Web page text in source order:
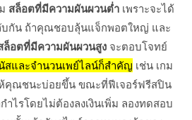
สล็อตที่มีความผันผวนต่ำ เพราะจะได้
บกัน ถ้าคุณชอบลุ้นแจ็กพอตใหญ่ และ
ล็อตที่มีความผันผวนสูง จะตอบโจทย์
สและจำนวนเพย์ไลน์ก็สำคัญ เช่น เกม
คุณชนะบ่อยขึ้น ขณะที่ฟีเจอร์ฟรีสปิน
ำไรโดยไม่ต้องลงเงินเพิ่ม ลองทดสอบ